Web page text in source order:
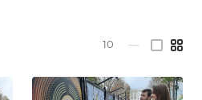
10 —